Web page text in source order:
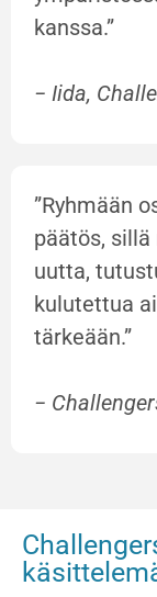
kanssa.”
− Iida,
”Ryhmään
päätös,
uutta,
kulutettua
tärkeään.”
−